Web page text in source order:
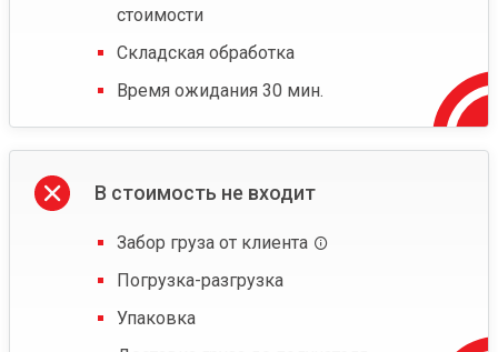
стоимости
Складская обработка
Время ожидания 30 мин.
В стоимость не входит
Забор груза от клиента
Погрузка-разгрузка
Упаковка